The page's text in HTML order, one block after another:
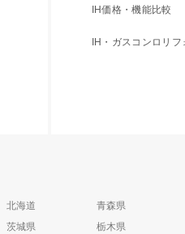
IH価格・機能比較
IH・ガスコンロリフ
北海道
青森県
茨城県 栃木県